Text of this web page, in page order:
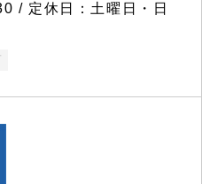
/ 定休日：土曜日・日